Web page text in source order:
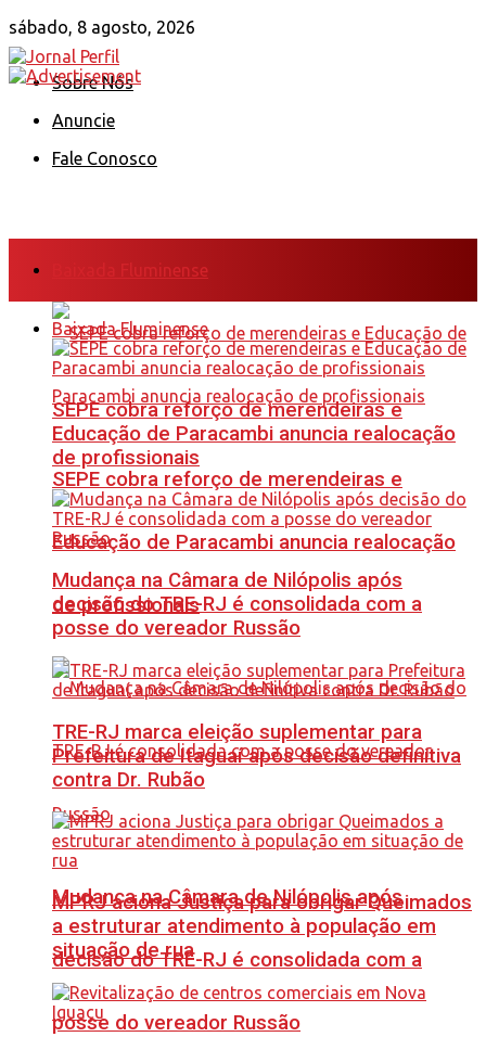
sábado, 8 agosto, 2026
Sobre Nós
Anuncie
Fale Conosco
Baixada Fluminense
SEPE cobra reforço de merendeiras e
Educação de Paracambi anuncia realocação
de profissionais
Mudança na Câmara de Nilópolis após
decisão do TRE-RJ é consolidada com a
posse do vereador Russão
Baixada Fluminense
SEPE cobra reforço de merendeiras e
Educação de Paracambi anuncia realocação
de profissionais
Mudança na Câmara de Nilópolis após
decisão do TRE-RJ é consolidada com a
posse do vereador Russão
TRE-RJ marca eleição suplementar para
Prefeitura de Itaguaí após decisão definitiva
contra Dr. Rubão
MPRJ aciona Justiça para obrigar Queimados
a estruturar atendimento à população em
situação de rua